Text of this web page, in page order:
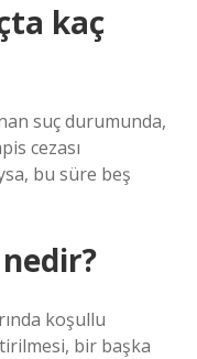
kaç
suç durumunda,
cezası
bu süre beş
koşullu
bir başka